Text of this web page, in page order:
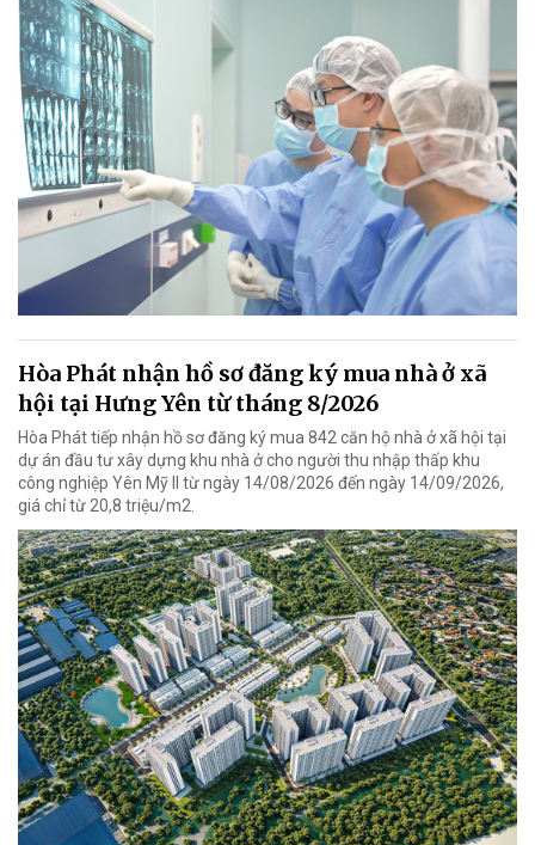
Hòa Phát nhận hồ sơ đăng ký mua nhà ở xã
hội tại Hưng Yên từ tháng 8/2026
Hòa Phát tiếp nhận hồ sơ đăng ký mua 842 căn hộ nhà ở xã hội tại
dự án đầu tư xây dựng khu nhà ở cho người thu nhập thấp khu
công nghiệp Yên Mỹ II từ ngày 14/08/2026 đến ngày 14/09/2026,
giá chỉ từ 20,8 triệu/m2.